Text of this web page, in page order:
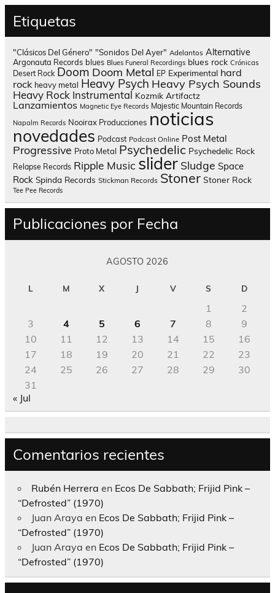
Etiquetas
"Clásicos Del Género" "Sonidos Del Ayer" Adelantos Alternative
Argonauta Records blues Blues Funeral Recordings blues rock Crónicas
Desert Rock Doom Doom Metal EP Experimental hard
rock heavy metal Heavy Psych Heavy Psych Sounds
Heavy Rock Instrumental Kozmik Artifactz
Lanzamientos Magnetic Eye Records Majestic Mountain Records
Napalm Records Nooirax Producciones noticias
novedades Podcast Podcast Online Post Metal
Progressive Proto Metal Psychedelic Psychedelic Rock
Relapse Records Ripple Music slider Sludge Space
Rock Spinda Records Stickman Records Stoner Stoner Rock
Tee Pee Records
Publicaciones por Fecha
AGOSTO 2026
L M X J V S D
1
2
3
4 5 6 7 8
9
10
11 12 13 14 15
16
17
18 19 20 21 22
23
24
25 26 27 28 29
30
31
« Jul
Comentarios recientes
Rubén Herrera en Ecos De Sabbath; Frijid Pink –
“Defrosted” (1970)
Juan Araya en Ecos De Sabbath; Frijid Pink –
“Defrosted” (1970)
Juan Araya en Ecos De Sabbath; Frijid Pink –
“Defrosted” (1970)